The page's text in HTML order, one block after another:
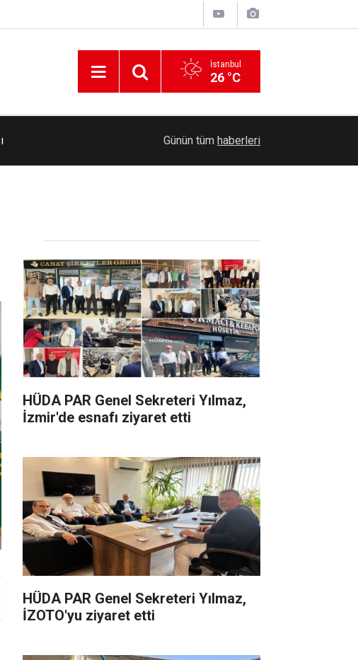
İstanbul
26 °C
Gaziantep'te 77 hafız icazet belgesi aldı
Günün tüm haberleri
HÜDA PAR Genel Sekreteri Yılmaz,
İzmir'de esnafı ziyaret etti
HÜDA PAR Genel Sekreteri Yılmaz,
İZOTO'yu ziyaret etti